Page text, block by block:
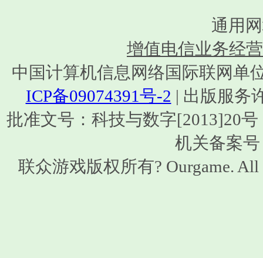
通用
增值电信业务经
中国计算机信息网络国际联网单
ICP备09074391号-2 | 出版服务
批准文号：科技与数字[2013]20号
机关备案号
联众游戏版权所有? Ourgame.